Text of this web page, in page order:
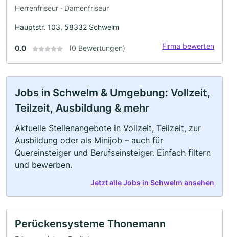
Herrenfriseur · Damenfriseur
Hauptstr. 103, 58332 Schwelm
0.0 (0 Bewertungen) Firma bewerten
Jobs in Schwelm & Umgebung: Vollzeit,
Teilzeit, Ausbildung & mehr
Aktuelle Stellenangebote in Vollzeit, Teilzeit, zur
Ausbildung oder als Minijob – auch für
Quereinsteiger und Berufseinsteiger. Einfach filtern
und bewerben.
Jetzt alle Jobs in Schwelm ansehen
Perückensysteme Thonemann